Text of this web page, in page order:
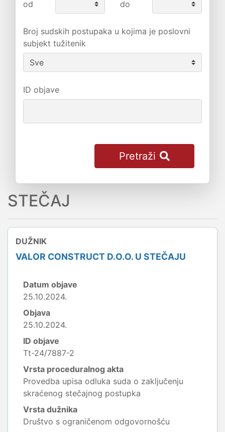
od
do
Broj sudskih postupaka u kojima je poslovni
subjekt tužitenik
ID objave
Pretraži
STEČAJ
DUŽNIK
VALOR CONSTRUCT D.O.O. U STEČAJU
Datum objave
25.10.2024.
Objava
25.10.2024.
ID objave
Tt-24/7887-2
Vrsta proceduralnog akta
Provedba upisa odluka suda o zaključenju
skraćenog stečajnog postupka
Vrsta dužnika
Društvo s ograničenom odgovornošću